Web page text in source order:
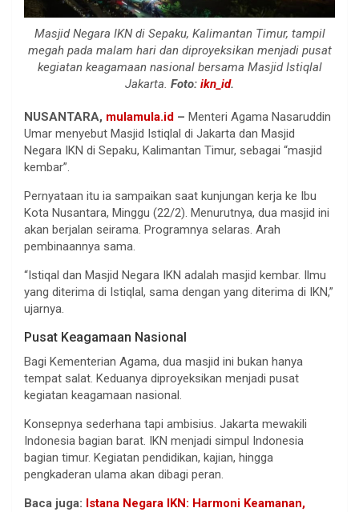
Masjid Negara IKN di Sepaku, Kalimantan Timur, tampil
megah pada malam hari dan diproyeksikan menjadi pusat
kegiatan keagamaan nasional bersama Masjid Istiqlal
Jakarta. Foto: ikn_id.
NUSANTARA, mulamula.id – Menteri Agama Nasaruddin
Umar menyebut Masjid Istiqlal di Jakarta dan Masjid
Negara IKN di Sepaku, Kalimantan Timur, sebagai “masjid
kembar”.
Pernyataan itu ia sampaikan saat kunjungan kerja ke Ibu
Kota Nusantara, Minggu (22/2). Menurutnya, dua masjid ini
akan berjalan seirama. Programnya selaras. Arah
pembinaannya sama.
“Istiqal dan Masjid Negara IKN adalah masjid kembar. Ilmu
yang diterima di Istiqlal, sama dengan yang diterima di IKN,”
ujarnya.
Pusat Keagamaan Nasional
Bagi Kementerian Agama, dua masjid ini bukan hanya
tempat salat. Keduanya diproyeksikan menjadi pusat
kegiatan keagamaan nasional.
Konsepnya sederhana tapi ambisius. Jakarta mewakili
Indonesia bagian barat. IKN menjadi simpul Indonesia
bagian timur. Kegiatan pendidikan, kajian, hingga
pengkaderan ulama akan dibagi peran.
Baca juga: Istana Negara IKN: Harmoni Keamanan,